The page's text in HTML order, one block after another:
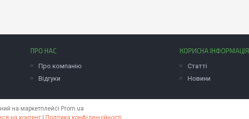
ПРО НАС
Про компанію
Відгуки
КОРИСНА ІНФОРМАЦІЯ
Статті
Новини
на маркетплейсі Prom.ua
на контент | Політика конфіденційності